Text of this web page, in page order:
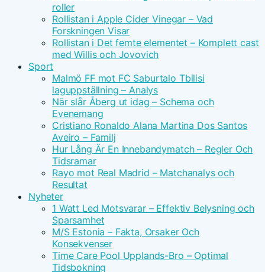
roller
Rollistan i Apple Cider Vinegar – Vad
Forskningen Visar
Rollistan i Det femte elementet – Komplett cast
med Willis och Jovovich
Sport
Malmö FF mot FC Saburtalo Tbilisi
laguppställning – Analys
När slår Åberg ut idag – Schema och
Evenemang
Cristiano Ronaldo Alana Martina Dos Santos
Aveiro – Familj
Hur Lång Är En Innebandymatch – Regler Och
Tidsramar
Rayo mot Real Madrid – Matchanalys och
Resultat
Nyheter
1 Watt Led Motsvarar – Effektiv Belysning och
Sparsamhet
M/S Estonia – Fakta, Orsaker Och
Konsekvenser
Time Care Pool Upplands-Bro – Optimal
Tidsbokning